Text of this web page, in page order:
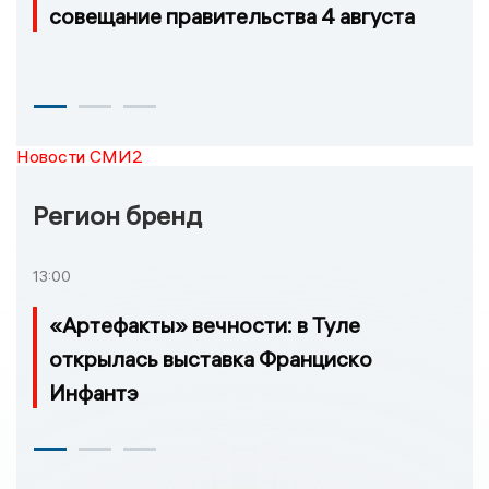
совещание правительства 4 августа
Новости СМИ2
Регион бренд
13:00
«Артефакты» вечности: в Туле
открылась выставка Франциско
Инфантэ